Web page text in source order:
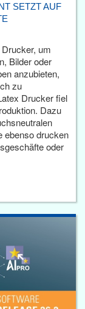
SETZT AUF
um
Bilder oder
anzubieten,
zu
Drucker fiel
Dazu
ebenso drucken
oder